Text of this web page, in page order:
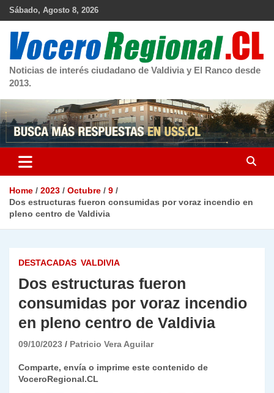
Skip
Sábado, Agosto 8, 2026
Noticias de interés ciudadano de Valdivia y El Ranco desde
2013.
Home 2023 Octubre
9
Dos estructuras fueron consumidas por voraz incendio en
pleno centro de Valdivia
DESTACADAS VALDIVIA
Dos estructuras fueron
consumidas por voraz incendio
en pleno centro de Valdivia
09/10/2023 Patricio Vera Aguilar
Comparte, envía o imprime este contenido de
VoceroRegional.CL